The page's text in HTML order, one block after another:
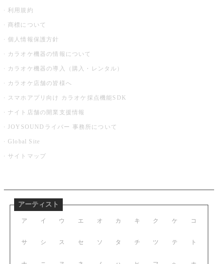
利用規約
商標について
個人情報保護方針
カラオケ機器の情報について
カラオケ機器の導入（購入・レンタル）
カラオケ店舗の皆様へ
スマホアプリ向け カラオケ採点機能SDK
ナイト店舗の開業支援情報
JOYSOUNDライバー 事務所について
Global Site
サイトマップ
アーティスト
ア イ ウ エ オ
サ シ ス セ ソ
カ キ ク ケ コ
タ チ ツ テ ト